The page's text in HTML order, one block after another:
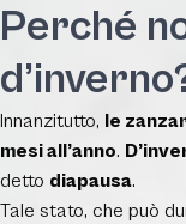
Perché
Innanzitutto, le
mesi all’anno.
detto diapausa.
Tale stato, che può